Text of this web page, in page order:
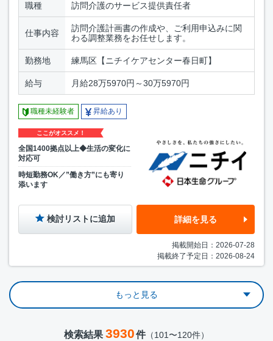
職種 訪問介護のサービス提供責任者
仕事内容
訪問介護計画書の作成や、ご利用申込みに関
わる調整業務をお任せします。
勤務地 練馬区【ニチイケアセンター春日町】
給与 月給28万5970円～30万5970円
職種未経験者 昇給あり
ここがオススメ！
全国1400拠点以上◆生活の変化に
対応可
時短勤務OK／”働き方”にも寄り
添います
検討リストに追加 詳細を見る
掲載開始日：2026-07-28
掲載終了予定日：2026-08-24
もっと見る
検索結果 3930件（101〜120件）